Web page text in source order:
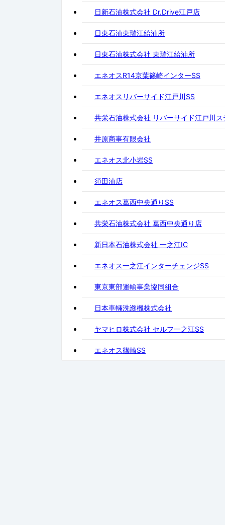
日新石油株式会社 Dr.Drive江戸店
日東石油東瑞江給油所
日東石油株式会社 東瑞江給油所
エネオスR14京葉篠崎インターSS
エネオスリバーサイド江戸川SS
共栄石油株式会社 リバーサイド江戸川ス
井原商事有限会社
エネオス北小岩SS
須田油店
エネオス葛西中央通りSS
共栄石油株式会社 葛西中央通り店
新日本石油株式会社 一之江IC
エネオス一之江インターチェンジSS
東京東部運輸事業協同組合
日本車輛洗滌機株式会社
ヤマヒロ株式会社 セルフ一之江SS
エネオス篠崎SS